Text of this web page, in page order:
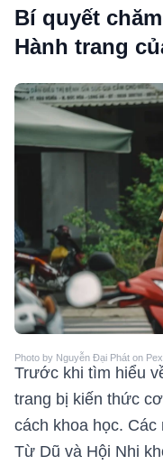
Bí quyết
Hành trang
Photo by Nguyễn Đại Phát on
Trước khi tìm hiểu
trang bị kiến thức
cách khoa học.
Từ Dũ và Hội Nhi